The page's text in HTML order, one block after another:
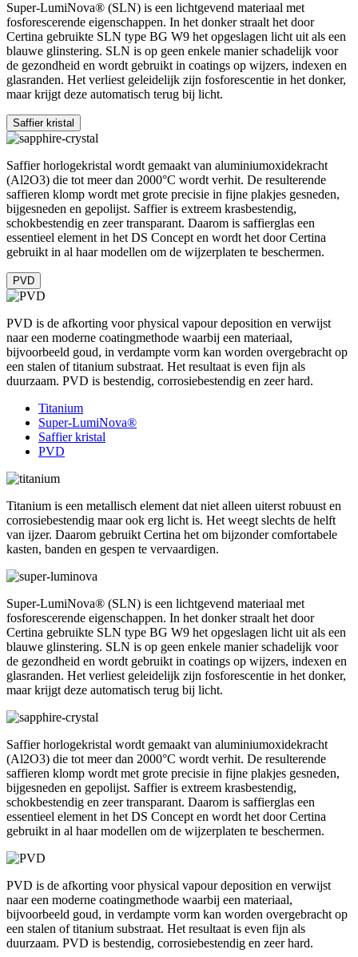
Super-LumiNova® (SLN) is een lichtgevend materiaal met
fosforescerende eigenschappen. In het donker straalt het door
Certina gebruikte SLN type BG W9 het opgeslagen licht uit als een
blauwe glinstering. SLN is op geen enkele manier schadelijk voor
de gezondheid en wordt gebruikt in coatings op wijzers, indexen en
glasranden. Het verliest geleidelijk zijn fosforescentie in het donker,
maar krijgt deze automatisch terug bij licht.
Saffier kristal
Saffier horlogekristal wordt gemaakt van aluminiumoxidekracht
(Al2O3) die tot meer dan 2000°C wordt verhit. De resulterende
saffieren klomp wordt met grote precisie in fijne plakjes gesneden,
bijgesneden en gepolijst. Saffier is extreem krasbestendig,
schokbestendig en zeer transparant. Daarom is saffierglas een
essentieel element in het DS Concept en wordt het door Certina
gebruikt in al haar modellen om de wijzerplaten te beschermen.
PVD
PVD is de afkorting voor physical vapour deposition en verwijst
naar een moderne coatingmethode waarbij een materiaal,
bijvoorbeeld goud, in verdampte vorm kan worden overgebracht op
een stalen of titanium substraat. Het resultaat is even fijn als
duurzaam. PVD is bestendig, corrosiebestendig en zeer hard.
Titanium
Super-LumiNova®
Saffier kristal
PVD
Titanium is een metallisch element dat niet alleen uiterst robuust en
corrosiebestendig maar ook erg licht is. Het weegt slechts de helft
van ijzer. Daarom gebruikt Certina het om bijzonder comfortabele
kasten, banden en gespen te vervaardigen.
Super-LumiNova® (SLN) is een lichtgevend materiaal met
fosforescerende eigenschappen. In het donker straalt het door
Certina gebruikte SLN type BG W9 het opgeslagen licht uit als een
blauwe glinstering. SLN is op geen enkele manier schadelijk voor
de gezondheid en wordt gebruikt in coatings op wijzers, indexen en
glasranden. Het verliest geleidelijk zijn fosforescentie in het donker,
maar krijgt deze automatisch terug bij licht.
Saffier horlogekristal wordt gemaakt van aluminiumoxidekracht
(Al2O3) die tot meer dan 2000°C wordt verhit. De resulterende
saffieren klomp wordt met grote precisie in fijne plakjes gesneden,
bijgesneden en gepolijst. Saffier is extreem krasbestendig,
schokbestendig en zeer transparant. Daarom is saffierglas een
essentieel element in het DS Concept en wordt het door Certina
gebruikt in al haar modellen om de wijzerplaten te beschermen.
PVD is de afkorting voor physical vapour deposition en verwijst
naar een moderne coatingmethode waarbij een materiaal,
bijvoorbeeld goud, in verdampte vorm kan worden overgebracht op
een stalen of titanium substraat. Het resultaat is even fijn als
duurzaam. PVD is bestendig, corrosiebestendig en zeer hard.